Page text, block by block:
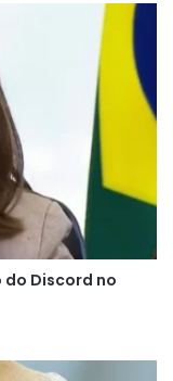
Discord no